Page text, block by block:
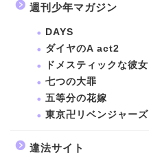
週刊少年マガジン
DAYS
ダイヤのA act2
ドメスティックな彼女
七つの大罪
五等分の花嫁
東京卍リベンジャーズ
違法サイト